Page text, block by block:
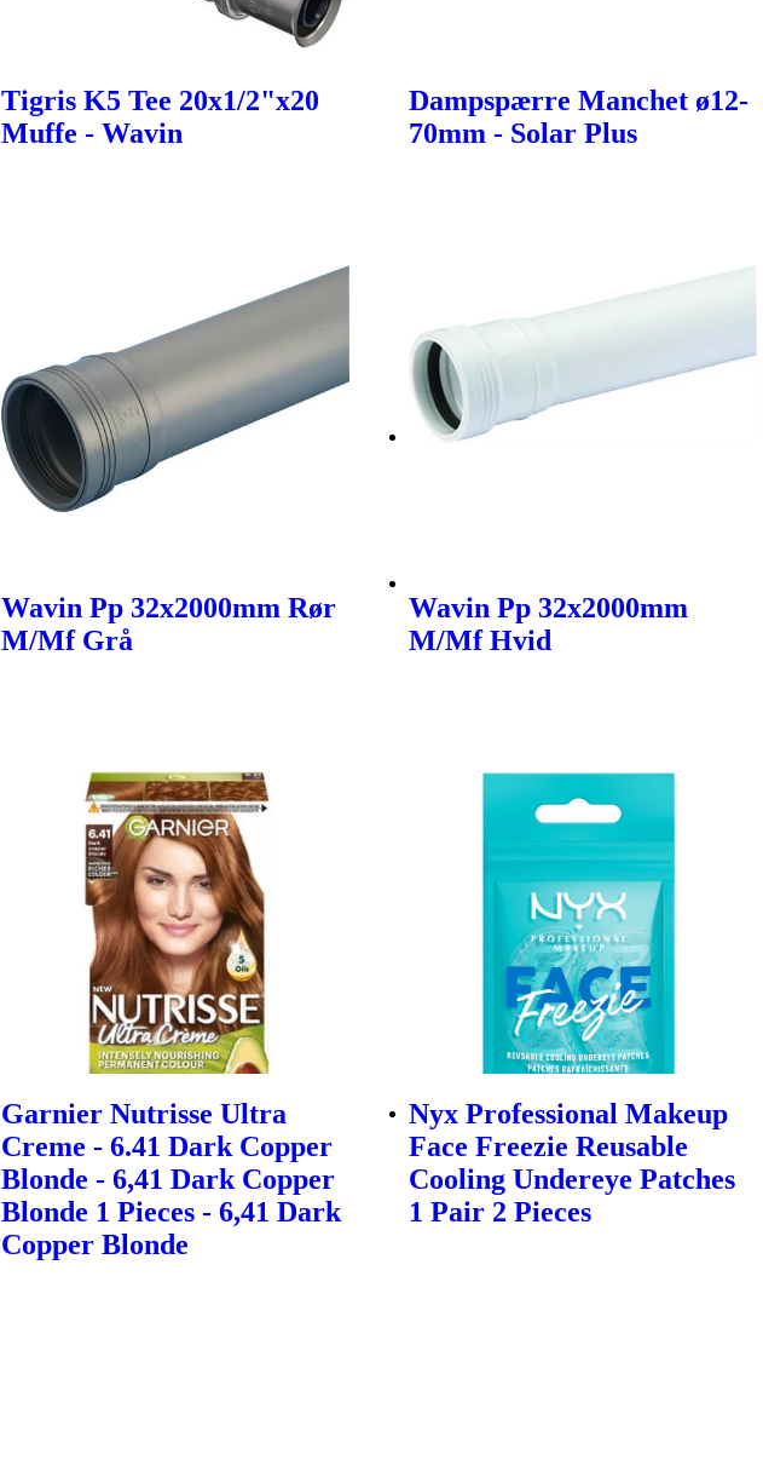
Tigris K5 Tee 20x1/2"x20
Muffe - Wavin
Dampspærre Manchet ø12-
70mm - Solar Plus
Wavin Pp 32x2000mm Rør
M/Mf Grå
Wavin Pp 32x2000mm
M/Mf Hvid
Garnier Nutrisse Ultra
Creme - 6.41 Dark Copper
Blonde - 6,41 Dark Copper
Blonde 1 Pieces - 6,41 Dark
Copper Blonde
Nyx Professional Makeup
Face Freezie Reusable
Cooling Undereye Patches
1 Pair 2 Pieces